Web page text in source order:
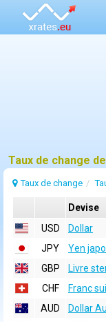
Taux de change
Devise
USD
Dollar
JPY
Yen
GBP
Livre
CHF
Franc
AUD
Dollar